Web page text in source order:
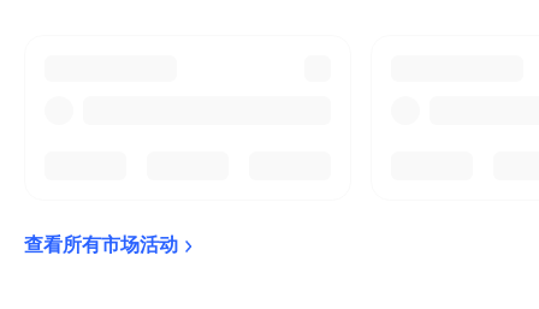
查看所有市场活动